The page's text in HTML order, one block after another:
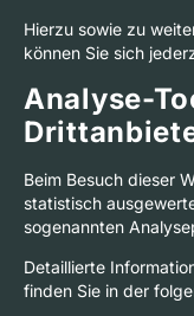
Hierzu sowie zu
können Sie sich
Analyse-
Beim Besuch dieser
statistisch
sogenannten
Detaillierte
finden Sie in der